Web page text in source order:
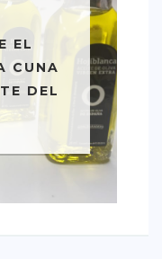
EL
CUNA
DEL